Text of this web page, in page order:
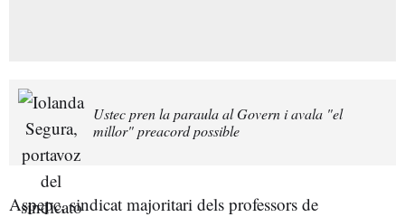
Ustec pren la paraula al Govern i avala "el
millor" preacord possible
Aspepc, sindicat majoritari dels professors de